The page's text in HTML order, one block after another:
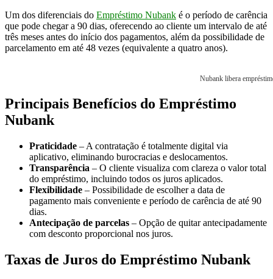
Um dos diferenciais do Empréstimo Nubank é o período de carência
que pode chegar a 90 dias, oferecendo ao cliente um intervalo de até
três meses antes do início dos pagamentos, além da possibilidade de
parcelamento em até 48 vezes (equivalente a quatro anos).
Nubank libera
Principais Benefícios do Empréstimo
Nubank
Praticidade – A contratação é totalmente digital via
aplicativo, eliminando burocracias e deslocamentos.
Transparência – O cliente visualiza com clareza o valor total
do empréstimo, incluindo todos os juros aplicados.
Flexibilidade – Possibilidade de escolher a data de
pagamento mais conveniente e período de carência de até 90
dias.
Antecipação de parcelas – Opção de quitar antecipadamente
com desconto proporcional nos juros.
Taxas de Juros do Empréstimo Nubank